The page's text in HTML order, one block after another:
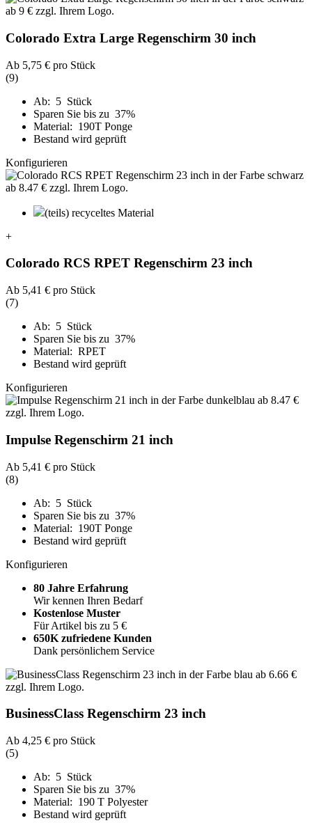
Colorado Extra Large Regenschirm 30 inch
Ab 5,75 € pro Stück
(9)
Ab: 5 Stück
Sparen Sie bis zu 37%
Material: 190T Ponge
Bestand wird geprüft
Konfigurieren
(teils) recyceltes Material
+
Colorado RCS RPET Regenschirm 23 inch
Ab 5,41 € pro Stück
(7)
Ab: 5 Stück
Sparen Sie bis zu 37%
Material: RPET
Bestand wird geprüft
Konfigurieren
Impulse Regenschirm 21 inch
Ab 5,41 € pro Stück
(8)
Ab: 5 Stück
Sparen Sie bis zu 37%
Material: 190T Ponge
Bestand wird geprüft
Konfigurieren
80 Jahre Erfahrung
Wir kennen Ihren Bedarf
Kostenlose Muster
Für Artikel bis zu 5 €
650K zufriedene Kunden
Dank persönlichem Service
BusinessClass Regenschirm 23 inch
Ab 4,25 € pro Stück
(5)
Ab: 5 Stück
Sparen Sie bis zu 37%
Material: 190 T Polyester
Bestand wird geprüft